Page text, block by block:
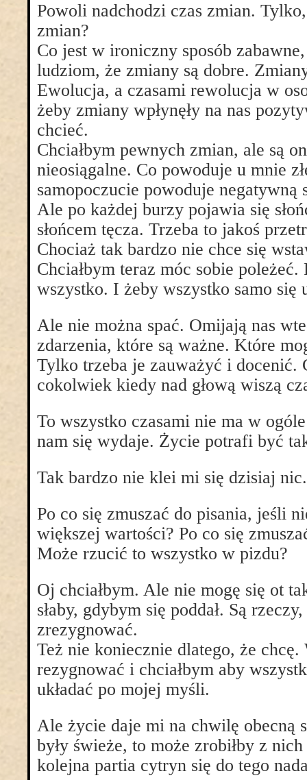
Powoli nadchodzi czas zmian.
zmian?
Co jest w ironiczny sposób
ludziom, że zmiany są dobre.
Ewolucja, a czasami rewolucja w
żeby zmiany wpłynęły na nas
chcieć.
Chciałbym pewnych zmian, ale są
nieosiągalne. Co powoduje u mnie
samopoczucie powoduje negatywną
Ale po każdej burzy pojawia się
słońcem tęcza. Trzeba to jakoś
Chociaż tak bardzo nie chce się
Chciałbym teraz móc sobie poleżeć.
wszystko. I żeby wszystko samo się
Ale nie można spać. Omijają nas
zdarzenia, które są ważne. Które
Tylko trzeba je zauważyć i docenić.
cokolwiek kiedy nad głową wiszą
To wszystko czasami nie ma w
nam się wydaje. Życie potrafi być
Tak bardzo nie klei mi się dzisiaj nic.
Po co się zmuszać do pisania, jeśli
większej wartości? Po co się
Może rzucić to wszystko w pizdu?
Oj chciałbym. Ale nie mogę się ot
słaby, gdybym się poddał. Są
zrezygnować.
Też nie koniecznie dlatego, że chcę.
rezygnować i chciałbym aby
układać po mojej myśli.
Ale życie daje mi na chwilę obecną
były świeże, to może zrobiłby z
kolejna partia cytryn się do tego